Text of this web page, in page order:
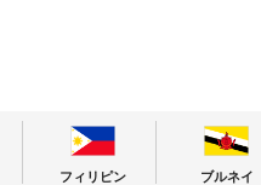
フィリピン ブルネイ